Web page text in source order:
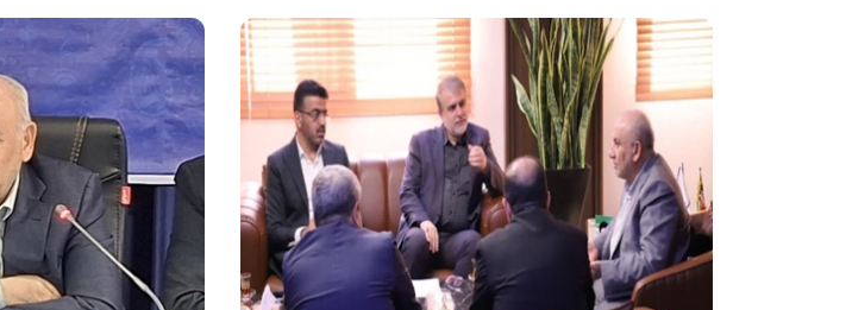
تصاویر / بزرگداشت سالگرد ارتحال
امام(ره)در ساری